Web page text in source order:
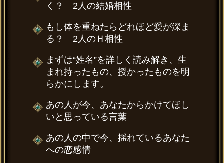
く？ 2人の結婚相性
もし体を重ねたらどれほど愛が深ま
る？ 2人のＨ相性
まずは“姓名”を詳しく読み解き、生
まれ持ったもの、授かったものを明
らかにします。
あの人が今、あなたからかけてほし
いと思っている言葉
あの人の中で今、揺れているあなた
への恋感情